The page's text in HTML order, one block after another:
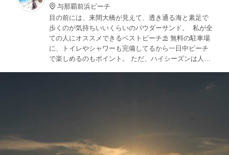
与那覇前浜ビーチ
目の前には、来間大橋が見えて、透き通る海と素足で
歩くのが気持ちいいくらいのパウダーサンド。 ⁡ 私が全
ての人にオススメできるベストビーチ⛱ 無料の駐車場
に、トイレやシャワーも完備してるから一日中ビーチ
で楽しめるのもポイント。 ただ、ハイシーズンは人が